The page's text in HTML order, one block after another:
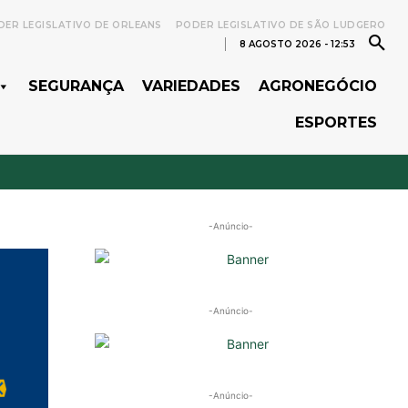
LEGISLATIVO DE ORLEANS
PODER LEGISLATIVO DE SÃO LUDGERO
8 AGOSTO 2026 - 12:53
SEGURANÇA VARIEDADES AGRONEGÓCIO
ESPORTES
-Anúncio-
-Anúncio-
-Anúncio-